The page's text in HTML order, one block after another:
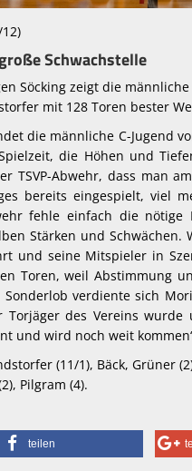
Schwachstelle
Söcking zeigt die
mit 128 Toren bester
die männliche C-Jugend
die Höhen und
TSVP-Abwehr, dass man
bereits eingespielt, viel
fehle einfach die nötige
Stärken und
und seine Mitspieler in
Toren, weil Abstimmung
verdiente sich
Torjäger des Vereins
und wird noch weit
(11/1), Bäck, Grüner
Pilgram (4).
teilen